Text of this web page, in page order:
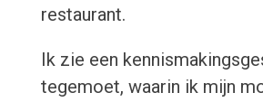
restaurant.
Ik zie een
tegemoet, waarin ik mijn